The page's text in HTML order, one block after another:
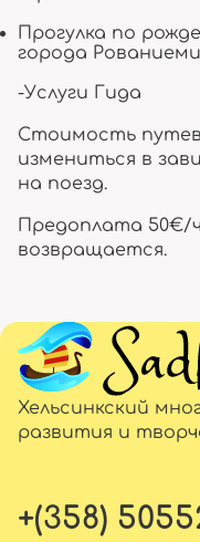
Прогулка по
города
-Услуги Гида
Стоимость
измениться в
на поезд.
Предоплата 50€/
возвращается.
Хельсинкский
развития и
+(358)